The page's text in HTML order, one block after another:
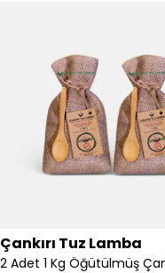
Çankırı Tuz Lamba